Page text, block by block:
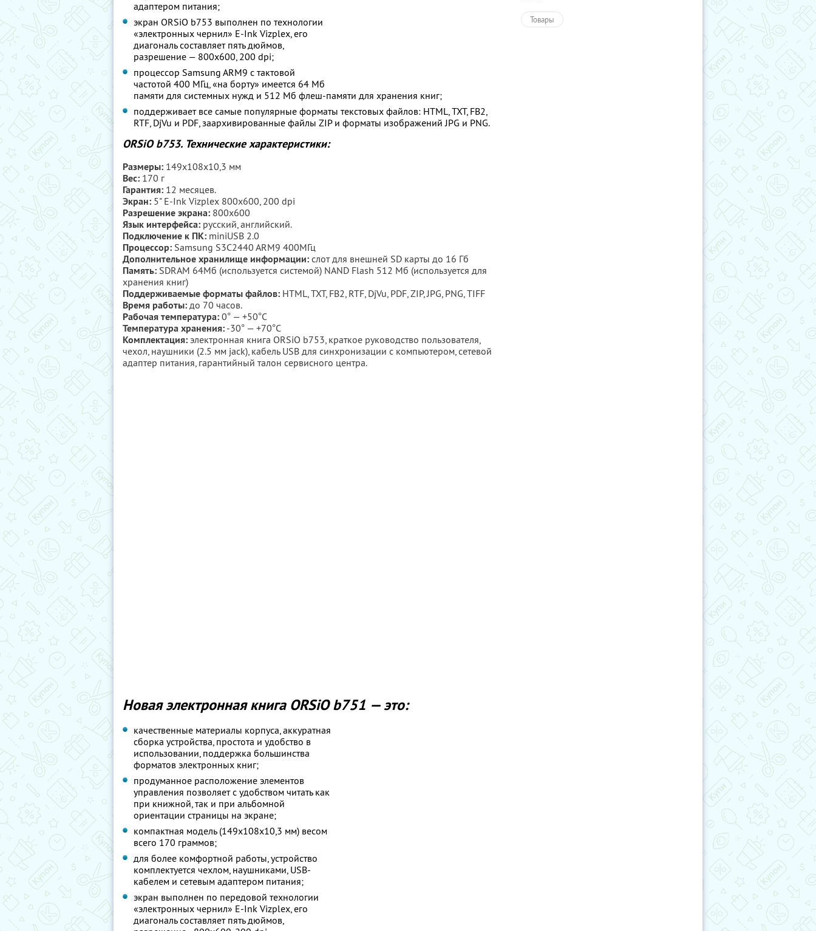
адаптером питания;
экран ORSiO b753 выполнен по технологии
«электронных чернил» E-Ink Vizplex, его
диагональ составляет пять дюймов,
разрешение — 800х600, 200 dpi;
процессор Samsung ARM9 с тактовой
частотой 400 МГц, «на борту» имеется 64 Мб
памяти для системных нужд и 512 Мб флеш-памяти для хранения книг;
поддерживает все самые популярные форматы текстовых файлов: HTML, TXT, FB2,
RTF, DjVu и PDF, заархивированные файлы ZIP и форматы изображений JPG и PNG.
ORSiO b753. Технические характеристики:
Размеры: 149x108x10,3 мм
Вес: 170 г
Гарантия: 12 месяцев.
Экран: 5" E-Ink Vizplex 800х600, 200 dpi
Разрешение экрана: 800x600
Язык интерфейса: русский, английский.
Подключение к ПК: miniUSB 2.0
Процессор: Samsung S3C2440 ARM9 400МГц
Дополнительное хранилище информации: слот для внешней SD карты до 16 Гб
Память: SDRAM 64Мб (используется системой) NAND Flash 512 Мб (используется для
хранения книг)
Поддерживаемые форматы файлов: HTML, TXT, FB2, RTF, DjVu, PDF, ZIP, JPG, PNG, TIFF
Время работы: до 70 часов.
Рабочая температура: 0° — +50°C
Температура хранения: -30° — +70°С
Комплектация: электронная книга ORSiO b753, краткое руководство пользователя,
чехол, наушники (2.5 мм jack), кабель USB для синхронизации с компьютером, сетевой
адаптер питания, гарантийный талон сервисного центра.
Новая электронная книга ORSiO b751 — это:
качественные материалы корпуса, аккуратная
сборка устройства, простота и удобство в
использовании, поддержка большинства
форматов электронных книг;
продуманное расположение элементов
управления позволяет с удобством читать как
при книжной, так и при альбомной
ориентации страницы на экране;
компактная модель (149x108x10,3 мм) весом
всего 170 граммов;
для более комфортной работы, устройство
комплектуется чехлом, наушниками, USB-
кабелем и сетевым адаптером питания;
экран выполнен по передовой технологии
«электронных чернил» E-Ink Vizplex, его
диагональ составляет пять дюймов,
Товары